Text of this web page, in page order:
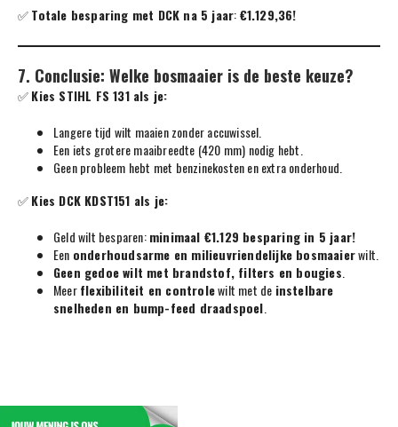
✅Totale besparing met DCK na 5 jaar:€1.129,36!
7. Conclusie: Welke bosmaaier is de beste keuze?
✅Kies STIHL FS 131 als je:
Langere tijd wilt maaien zonder accuwissel.
Een iets grotere maaibreedte (420 mm) nodig hebt.
Geen probleem hebt met benzinekosten en extra onderhoud.
✅Kies DCK KDST151 als je:
Geld wilt besparen:minimaal €1.129 besparing in 5 jaar!
Een onderhoudsarme en milieuvriendelijke bosmaaierwilt.
Geen gedoe wilt met brandstof, filters en bougies
Meerflexibiliteit en controlewilt met de instelbare
snelheden en bump-feed draadspoel